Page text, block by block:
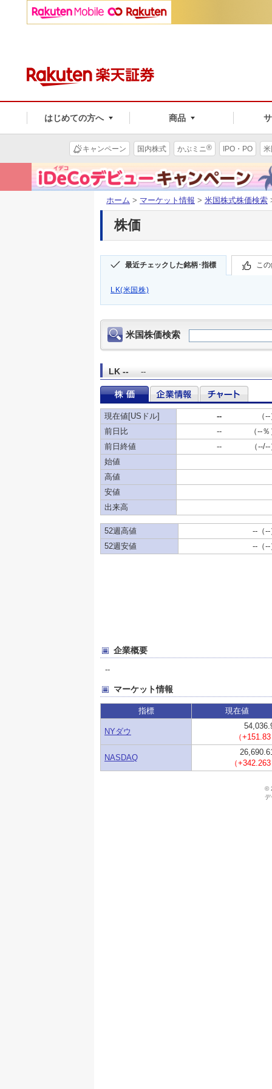
はじめての方へ 商品
キャンペーン 国内株式 かぶミニ® IPO・PO
ホーム > マーケット情報 > 米国株式株価検索
株価
最近チェックした銘柄･指標 こ
LK(米国株)